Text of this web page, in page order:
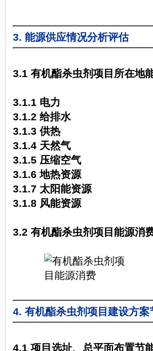
3. 能源供应情况分析评估
3.1 有机酯杀虫剂项目所在地
3.1.1 电力
3.1.2 给排水
3.1.3 供热
3.1.4 天然气
3.1.5 压缩空气
3.1.6 地热资源
3.1.7 太阳能资源
3.1.8 风能资源
3.2 有机酯杀虫剂项目能源消
4. 有机酯杀虫剂项目建设方案
4.1 项目选址、总平面布置节